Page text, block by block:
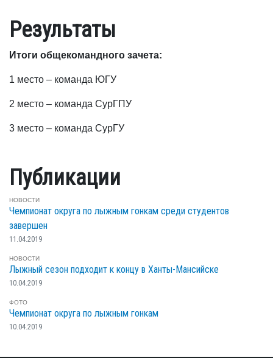
Результаты
Итоги общекомандного зачета:
1 место – команда ЮГУ
2 место – команда СурГПУ
3 место – команда СурГУ
Публикации
НОВОСТИ
Чемпионат округа по лыжным гонкам среди студентов
завершен
11.04.2019
НОВОСТИ
Лыжный сезон подходит к концу в Ханты-Мансийске
10.04.2019
ФОТО
Чемпионат округа по лыжным гонкам
10.04.2019